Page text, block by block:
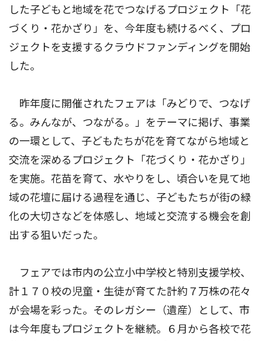
した子どもと地域を花でつなげるプロジェクト「花
づくり・花かざり」を、今年度も続けるべく、プロ
ジェクトを支援するクラウドファンディングを開始
した。
昨年度に開催されたフェアは「みどりで、つなげ
る。みんなが、つながる。」をテーマに掲げ、事業
の一環として、子どもたちが花を育てながら地域と
交流を深めるプロジェクト「花づくり・花かざり」
を実施。花苗を育て、水やりをし、頃合いを見て地
域の花壇に届ける過程を通じ、子どもたちが街の緑
化の大切さなどを体感し、地域と交流する機会を創
出する狙いだった。
フェアでは市内の公立小中学校と特別支援学校、
計１７０校の児童・生徒が育てた計約７万株の花々
が会場を彩った。そのレガシー（遺産）として、市
は今年度もプロジェクトを継続。６月から各校で花